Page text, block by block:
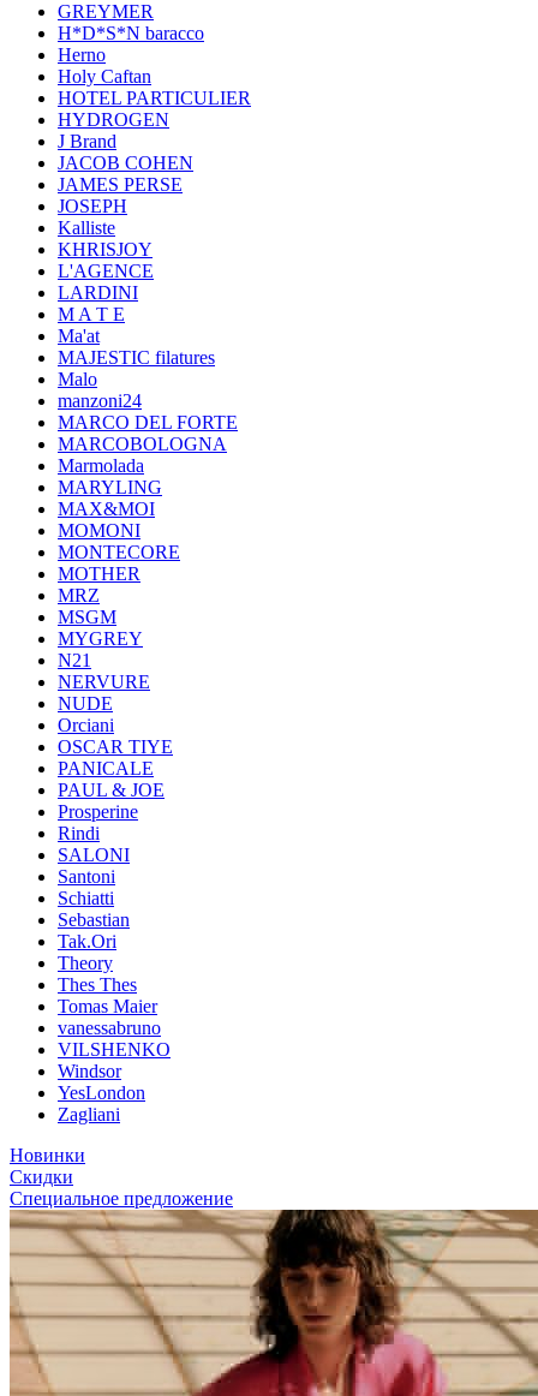
GREYMER
H*D*S*N baracco
Herno
Holy Caftan
HOTEL PARTICULIER
HYDROGEN
J Brand
JACOB COHEN
JAMES PERSE
JOSEPH
Kalliste
KHRISJOY
L'AGENCE
LARDINI
M A T E
Ma'at
MAJESTIC filatures
Malo
manzoni24
MARCO DEL FORTE
MARCOBOLOGNA
Marmolada
MARYLING
MAX&MOI
MOMONI
MONTECORE
MOTHER
MRZ
MSGM
MYGREY
N21
NERVURE
NUDE
Orciani
OSCAR TIYE
PANICALE
PAUL & JOE
Prosperine
Rindi
SALONI
Santoni
Schiatti
Sebastian
Tak.Ori
Theory
Thes Thes
Tomas Maier
vanessabruno
VILSHENKO
Windsor
YesLondon
Zagliani
Новинки
Скидки
Специальное предложение